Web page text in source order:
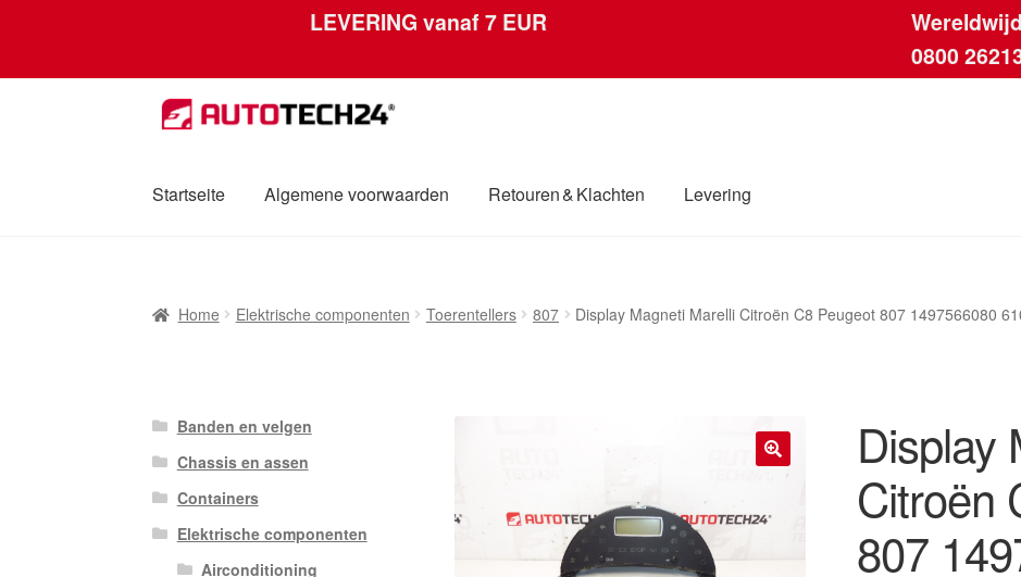
LEVERING vanaf 7 EUR
0800
Skip
to
Skip
to
Startseite Algemene voorwaarden Retouren & Klachten Levering
Mijn accountOver onsPrivacybeleidWereldwijde verzending Winkelwagen
Home Elektrische componenten Toerentellers 807 Display Magneti Marelli Citroën C8 Peugeot 807 1497566080
Display
Citroën
807
Banden en velgen
Chassis en assen
Containers
Elektrische componenten
Airconditioning